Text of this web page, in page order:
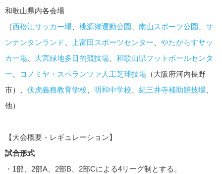
和歌山県内各会場
（西松江サッカー場 桃源郷運動公園 南山スポーツ公園
サ
ンナンタンランド
上富田スポーツセンター
やたがらすサッ
カー場
大宮緑地多目的競技場
和歌山県フットボールセンタ
ー
コノミヤ・スペランツァ人工芝球技場 （大阪府河内長野
市）、 伏虎義務教育学校 明和中学校 紀三井寺補助競技場
他）
【大会概要・レギュレーション】
試合形式
・1部、2部A、2部B、2部Cによる4リーグ制とする。